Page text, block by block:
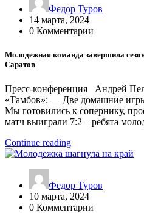
Федор Туров
14 марта, 2024
0 Комментарии
Молодежная команда завершила
Саратов
Пресс-конференция Андрей
«Тамбов»: — Две домашние
Мы готовились к сопернику,
матч выиграли 7:2 – ребята
Continue reading
Федор Туров
10 марта, 2024
0 Комментарии